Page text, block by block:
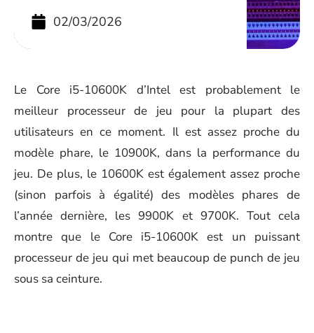
02/03/2026
Le Core i5-10600K d’Intel est probablement le
meilleur processeur de jeu pour la plupart des
utilisateurs en ce moment. Il est assez proche du
modèle phare, le 10900K, dans la performance du
jeu. De plus, le 10600K est également assez proche
(sinon parfois à égalité) des modèles phares de
l’année dernière, les 9900K et 9700K. Tout cela
montre que le Core i5-10600K est un puissant
processeur de jeu qui met beaucoup de punch de jeu
sous sa ceinture.